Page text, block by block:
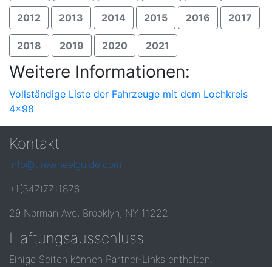
2012 2013 2014 2015 2016 2017
2018 2019 2020 2021
Weitere Informationen:
Vollständige Liste der Fahrzeuge mit dem Lochkreis
4x98
Kontakt
info@tirewheelguide.com
+1(347)7711876
29 Norman Ave, Brooklyn, NY 11222
Haftungsausschluss
Einige Seiten können Partner-Links enthalten.